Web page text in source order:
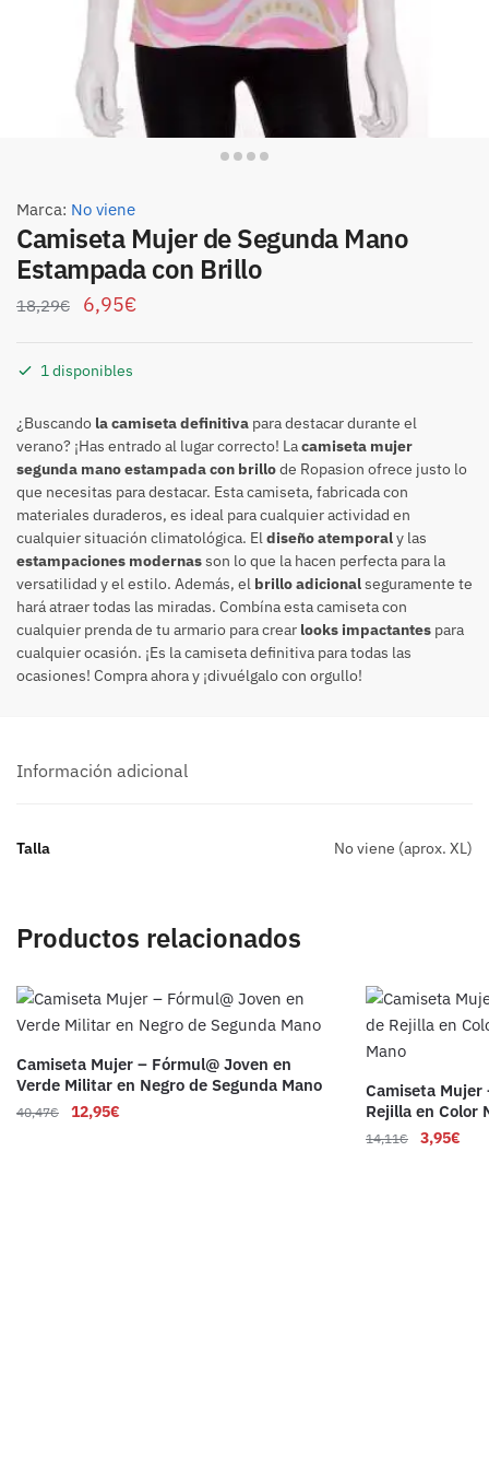
Marca: No viene
Camiseta Mujer de Segunda Mano
Estampada con Brillo
18,29€ 6,95€
1 disponibles
¿Buscando la camiseta definitiva para destacar durante el
verano? ¡Has entrado al lugar correcto! Lacamiseta mujer
segunda mano estampada con brillode Ropasion ofrece justo lo
que necesitas para destacar. Esta camiseta, fabricada con
materiales duraderos, es ideal para cualquier actividad en
cualquier situación climatológica. Eldiseño atemporaly las
estampaciones modernasson lo que la hacen perfecta para la
versatilidad y el estilo. Además, el brillo adicionalseguramente te
hará atraer todas las miradas. Combína esta camiseta con
cualquier prenda de tu armario para crear looks impactantes para
cualquier ocasión. ¡Es la camiseta definitiva para todas las
ocasiones! Compra ahora y ¡divuélgalo con orgullo!
Información adicional
Talla No viene (aprox. XL)
Productos relacionados
Camiseta Mujer – Fórmul@ Joven en
Verde Militar en Negro de Segunda Mano
40,47€ 12,95€
Camiseta Mujer
Rejilla en Color
14,11€ 3,95€